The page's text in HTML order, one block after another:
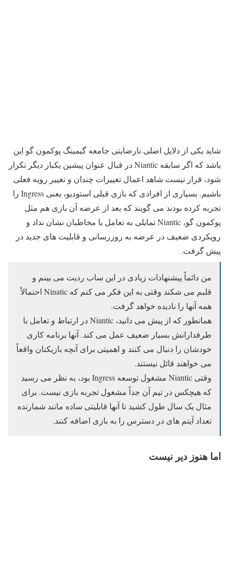
شاید یکی از دلایل اصلی نارضایتی جامعه گیمینگ پوکمون گو این
باشد که اگر سابقه Niantic در قبال عنوان پیشین یکبار دیگر تکرار
شود، قرار نیست شاهد اعمال تغییرات چندان و تغییر رویه فعلی
باشیم. بسیاری از افرادی که بازی قبلی استودیو، یعنی Ingress را
تجربه کرده بودند می گویند که بعد از عرضه آن بازی هم مثل
پوکمون گو، Niantic تمایلی به تعامل با مخاطبان نشان نداد و
رویکردی ضعیف در عرضه به روزرسانی و قابلیت های جدید در
پیش گرفت.
من دائماً پیشنهادات زیادی در این ساب ردیت می بینم و
قلبم می شکند وقتی به این فکر می کنم که Ninatic احتمالاً
همه آنها را نادیده خواهد گرفت.
همانطور که از پیش می دانید، Niantic در ارتباط و تعامل با
طرفدارانش بسیار ضعیف عمل می کند. آنها برنامه کاری
خودشان را دنبال می کنند و اهمیتی برای آنچه بازیکنان واقعاً
می خواهند قائل نیستند.
وقتی Niantic مشغول توسعه Ingress بود، به نظر می رسید
که هیچکس در تیم آن جداً مشغول تجربه بازی نیست. برای
مثال یک سال طول کشید تا آنها قابلیتی ساده مانند شمارنده
تعداد آیتم های در دسترس را به بازی اضافه کنند.
اما هنوز دیر نیست